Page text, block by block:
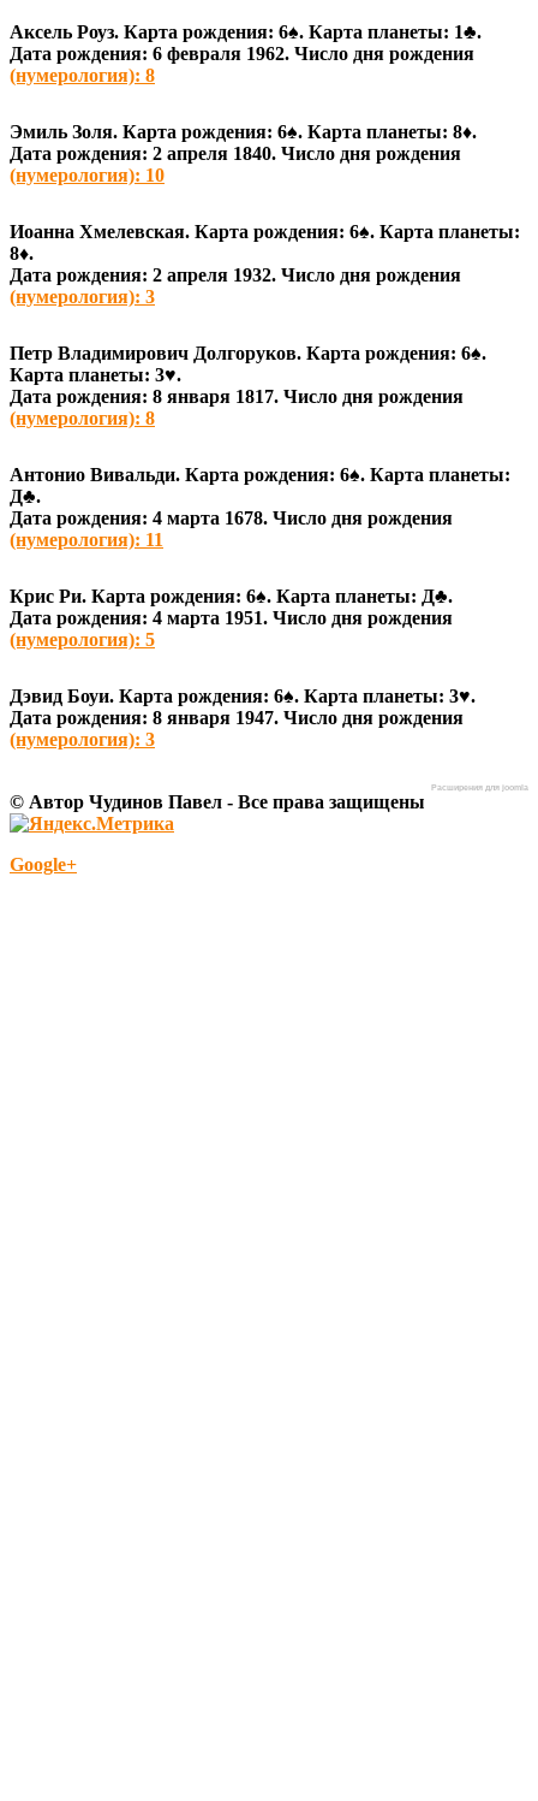
Аксель Роуз. Карта рождения: 6♠. Карта планеты: 1♣.
Дата рождения: 6 февраля 1962. Число дня рождения
(нумерология): 8
Эмиль Золя. Карта рождения: 6♠. Карта планеты: 8♦.
Дата рождения: 2 апреля 1840. Число дня рождения
(нумерология): 10
Иоанна Хмелевская. Карта рождения: 6♠. Карта планеты:
8♦.
Дата рождения: 2 апреля 1932. Число дня рождения
(нумерология): 3
Петр Владимирович Долгоруков. Карта рождения: 6♠.
Карта планеты: 3♥.
Дата рождения: 8 января 1817. Число дня рождения
(нумерология): 8
Антонио Вивальди. Карта рождения: 6♠. Карта планеты:
Д♣.
Дата рождения: 4 марта 1678. Число дня рождения
(нумерология): 11
Крис Ри. Карта рождения: 6♠. Карта планеты: Д♣.
Дата рождения: 4 марта 1951. Число дня рождения
(нумерология): 5
Дэвид Боуи. Карта рождения: 6♠. Карта планеты: 3♥.
Дата рождения: 8 января 1947. Число дня рождения
(нумерология): 3
Расширения для joomla
© Автор Чудинов Павел - Все права защищены
Google+